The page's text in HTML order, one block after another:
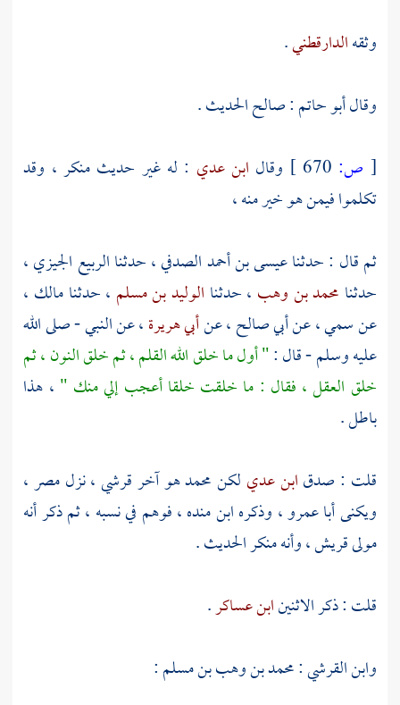
وثقهالدارقطني.
وقالأبو حاتم: صالح الحديث .
[ ص: وقال ابن عدي : له غير حديث منكر ، وقد
تكلموا فيمن هو خير منه ،
ثم قال : حدثناعيسى بن أحمد الصدفي، حدثناالربيع الجيزي،
حدثنا محمد بن وهب ، حدثنا الوليد بن مسلم ، حدثنامالك ،
عنسمي، عنأبي صالح، عنأبي هريرة، عن النبي - صلى الله
عليه وسلم - قال :" أول ما خلق الله القلم ، ثم خلق النون ، ثم
خلق العقل ، فقال : ما خلقت خلقا أعجب إلي منك " ، هذا
باطل .
قلت : صدقابن عدي لكنمحمدهو آخر قرشي ، نزلمصر،
ويكنىأبا عمرو، وذكرهابن منده، فوهم في نسبه ، ثم ذكر أنه
مولىقريش، وأنه منكر الحديث .
قلت : ذكر الاثنينابن عساكر.
وابن القرشي:محمد بن وهب بن مسلم: